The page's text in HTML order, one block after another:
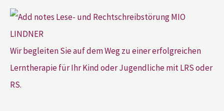
Wir begleiten Sie auf dem Weg zu einer erfolgreichen
Lerntherapie für Ihr Kind oder Jugendliche mit LRS oder
RS.